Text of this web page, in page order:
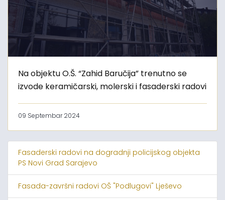
Na objektu O.Š. “Zahid Baručija” trenutno se
izvode keramičarski, molerski i fasaderski radovi
09 Septembar 2024
Fasaderski radovi na dogradnji policijskog objekta
PS Novi Grad Sarajevo
Fasada-završni radovi OŠ "Podlugovi" Lješevo